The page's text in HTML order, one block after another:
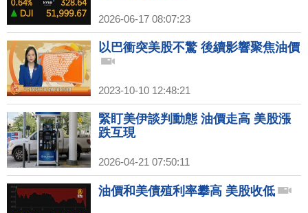
2026-06-17 08:07:23
以巴衝突美股不驚 後續影響聚焦油價
2023-10-10 12:48:21
緊盯美伊談判動態 油價走高 美股漲
跌互現
2026-04-21 07:50:11
油價和美債殖利率攀高 美股收低